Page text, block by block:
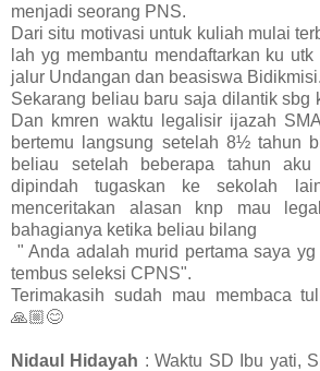
menjadi seorang PNS.
Dari situ motivasi untuk kuliah mulai
lah yg membantu mendaftarkan ku
jalur Undangan dan beasiswa Bidikmisi.
Sekarang beliau baru saja dilantik sbg
Dan kmren waktu legalisir ijazah
bertemu langsung setelah 8½ tahun
beliau setelah beberapa tahun
dipindah tugaskan ke sekolah
menceritakan alasan knp mau
bahagianya ketika beliau bilang
" Anda adalah murid pertama saya
tembus seleksi CPNS".
Terimakasih sudah mau membaca
🙏🏼😊
Nidaul Hidayah : Waktu SD Ibu yati,